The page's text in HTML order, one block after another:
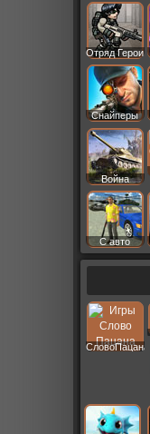
Отряд Герои
Снайперы
Война
С авто
СловоПацана